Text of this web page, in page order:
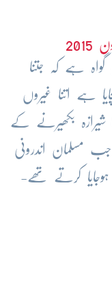
2015
ہے کہ جتنا
ہے اتنا غیروں
بکھیرنے کے
مسلمان اندرونی
کرتے تھے-